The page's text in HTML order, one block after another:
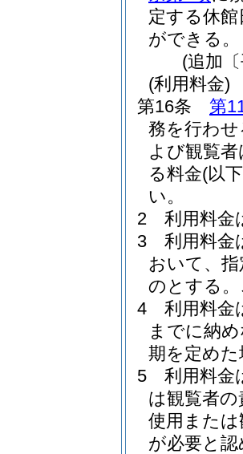
定する休
ができる。
(追加
(利用料金)
第16条
第
務を行わ
よび観覧
る料金(以
い。
2
利用料金
3
利用料金
おいて、
のとする。
4
利用料金
までに納
期を定め
5
利用料金
は観覧者
使用また
が必要と